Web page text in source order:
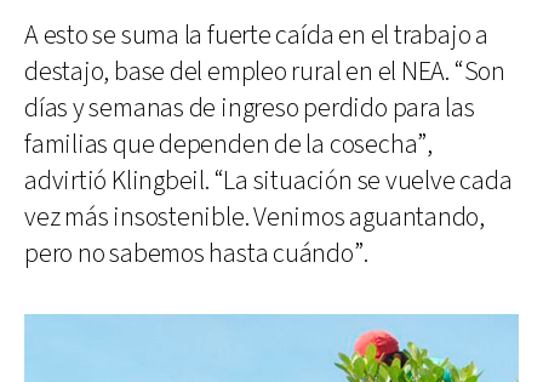
A esto se suma la fuerte caída en el trabajo a
destajo, base del empleo rural en el NEA. “Son
días y semanas de ingreso perdido para las
familias que dependen de la cosecha”,
advirtió Klingbeil. “La situación se vuelve cada
vez más insostenible. Venimos aguantando,
pero no sabemos hasta cuándo”.